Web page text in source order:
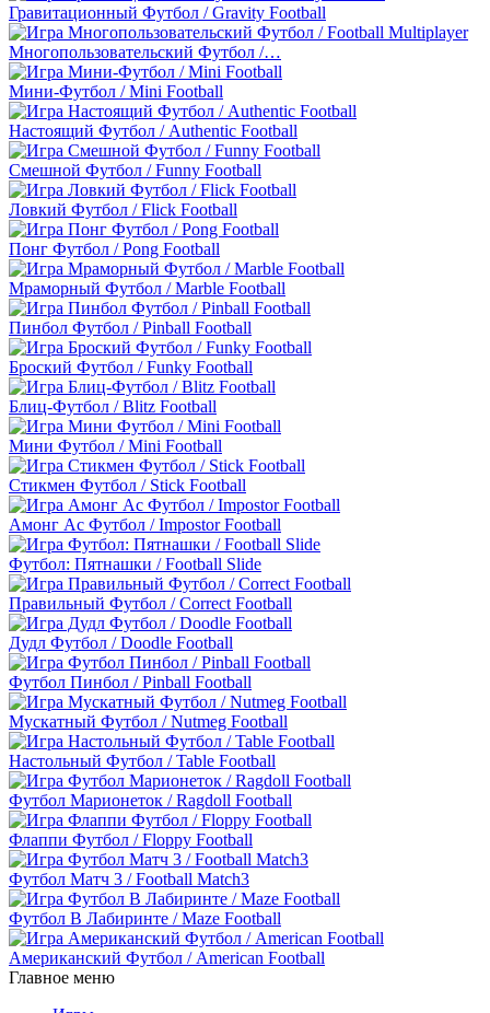
Гравитационный Футбол / Gravity Football
Многопользовательский Футбол /…
Мини-Футбол / Mini Football
Настоящий Футбол / Authentic Football
Смешной Футбол / Funny Football
Ловкий Футбол / Flick Football
Понг Футбол / Pong Football
Мраморный Футбол / Marble Football
Пинбол Футбол / Pinball Football
Броский Футбол / Funky Football
Блиц-Футбол / Blitz Football
Мини Футбол / Mini Football
Стикмен Футбол / Stick Football
Амонг Ас Футбол / Impostor Football
Футбол: Пятнашки / Football Slide
Правильный Футбол / Correct Football
Дудл Футбол / Doodle Football
Футбол Пинбол / Pinball Football
Мускатный Футбол / Nutmeg Football
Настольный Футбол / Table Football
Футбол Марионеток / Ragdoll Football
Флаппи Футбол / Floppy Football
Футбол Матч 3 / Football Match3
Футбол В Лабиринте / Maze Football
Американский Футбол / American Football
Главное меню